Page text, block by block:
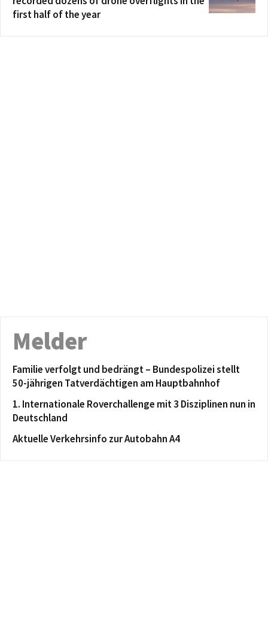
first half of the year
Melder
Familie verfolgt und bedrängt – Bundespolizei stellt
50-jährigen Tatverdächtigen am Hauptbahnhof
1. Internationale Roverchallenge mit 3 Disziplinen nun in
Deutschland
Aktuelle Verkehrsinfo zur Autobahn A4